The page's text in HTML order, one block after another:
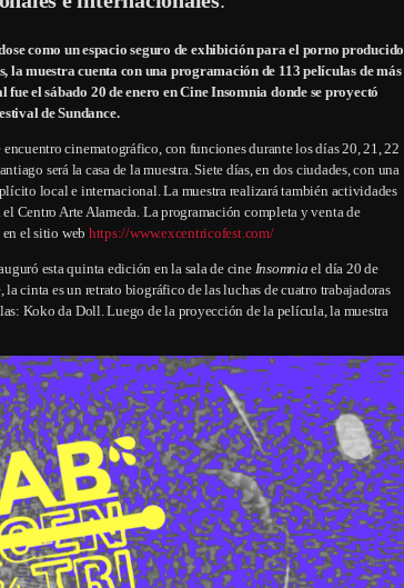
como un espacio seguro de exhibición para el porno producido
la muestra cuenta con una programación de 113 películas de más
el sábado 20 de enero en Cine Insomnia donde se proyectó
de Sundance.
encuentro cinematográfico, con funciones durante los días 20, 21, 22
será la casa de la muestra. Siete días, en dos ciudades, con una
local e internacional. La muestra realizará también actividades
Centro Arte Alameda. La programación completa y venta de
en el sitio web https://www.excentricofest.com/
esta quinta edición en la sala de cine Insomnia el día 20 de
cinta es un retrato biográfico de las luchas de cuatro trabajadoras
Koko da Doll. Luego de la proyección de la película, la muestra